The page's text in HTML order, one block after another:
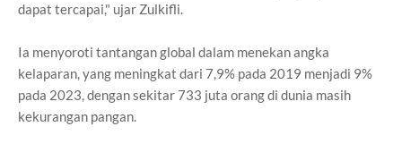
dapat tercapai," ujar Zulkifli.
Ia menyoroti tantangan global dalam menekan angka
kelaparan, yang meningkat dari 7,9% pada 2019 menjadi 9%
pada 2023, dengan sekitar 733 juta orang di dunia masih
kekurangan pangan.